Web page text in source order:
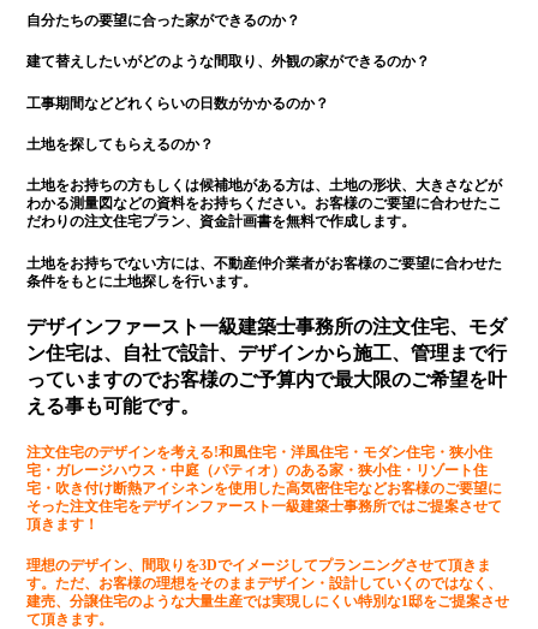
自分たちの要望に合った家ができるのか？
建て替えしたいがどのような間取り、外観の家ができるのか？
工事期間などどれくらいの日数がかかるのか？
土地を探してもらえるのか？
土地をお持ちの方もしくは候補地がある方は、土地の形状、大きさなどが
わかる測量図などの資料をお持ちください。お客様のご要望に合わせたこ
だわりの注文住宅プラン、資金計画書を無料で作成します。
土地をお持ちでない方には、不動産仲介業者がお客様のご要望に合わせた
条件をもとに土地探しを行います。
デザインファースト一級建築士事務所の注文住宅、モダ
ン住宅は、自社で設計、デザインから施工、管理まで行
っていますのでお客様のご予算内で最大限のご希望を叶
える事も可能です。
注文住宅のデザインを考える!和風住宅・洋風住宅・モダン住宅・狭小住
宅・ガレージハウス・中庭（パティオ）のある家・狭小住・リゾート住
宅・吹き付け断熱アイシネンを使用した高気密住宅などお客様のご要望に
そった注文住宅をデザインファースト一級建築士事務所ではご提案させて
頂きます！
理想のデザイン、間取りを3Dでイメージしてプランニングさせて頂きま
す。ただ、お客様の理想をそのままデザイン・設計していくのではなく、
建売、分譲住宅のような大量生産では実現しにくい特別な1邸をご提案させ
て頂きます。